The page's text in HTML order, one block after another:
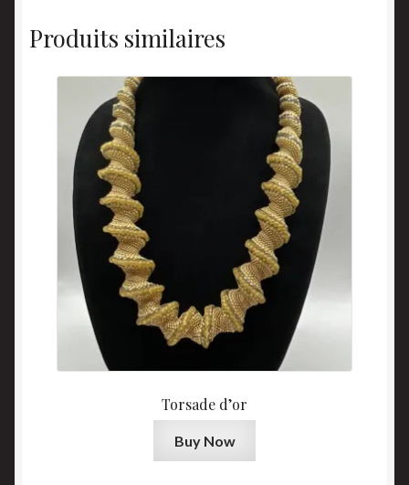
Produits similaires
Torsade d’or
Buy Now